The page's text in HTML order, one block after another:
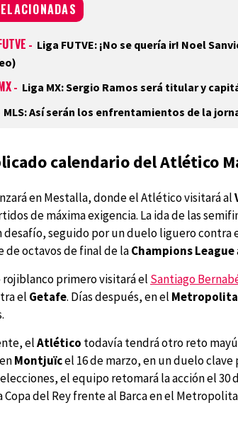
- Liga FUTVE: ¡No se quería ir! Noel
- Liga MX: Sergio Ramos será titular y
MLS: Así serán los enfrentamientos de la
calendario del Atlético
en Mestalla, donde el Atlético visitará al
de máxima exigencia. La ida de las
desafío, seguido por un duelo liguero contra
de octavos de final de laChampions League
primero visitará el Santiago
el Getafe. Días después, en el
elAtlético todavía tendrá otro reto
enMontjuïcel 16 de marzo, en un duelo clave
el equipo retomará la acción el 30
del Rey frente al Barca en el